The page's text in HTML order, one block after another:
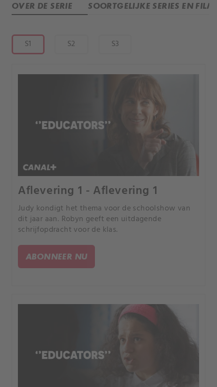
OVER DE SERIE SOORTGELIJKE SERIES EN
S1 S2 S3
Aflevering 1 - Aflevering 1
Judy kondigt het thema voor de schoolshow van
dit jaar aan. Robyn geeft een uitdagende
schrijfopdracht voor de klas.
ABONNEER NU